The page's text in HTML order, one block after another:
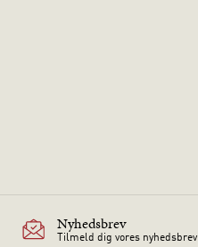
Nyhedsbrev
Tilmeld dig vores nyhedsbrev